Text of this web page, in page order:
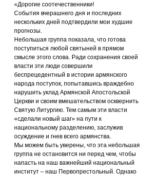
«Дорогие соотечественники!
События вчерашнего дня и последних
нескольких дней подтвердили мои худшие
прогнозы.
Небольшая группа показала, что готова
поступиться любой святыней в прямом
смысле этого слова. Ради сохранения своей
власти эти люди совершили
беспрецедентный в истории армянского
народа поступок, попытавшись враждебно
нарушить уклад Армянской Апостольской
Церкви и своим вмешательством осквернить
Святую Литургию. Тем самым эти власти
«сделали новый шаг» на пути к
национальному разделению, заслужив
осуждение и гнев всего армянства.
Мы можем быть уверены, что эта небольшая
группа не остановится ни перед чем, чтобы
напасть на наш важнейший национальный
институт – наш Первопрестольный. Однако